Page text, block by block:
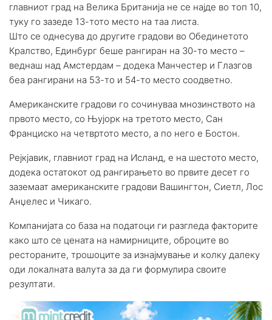
главниот град на Велика Британија не се најде во топ 10,
туку го зазеде 13-тото место на таа листа.
Што се однесува до другите градови во Обединетото
Кралство, Единбург беше рангиран на 30-то место –
веднаш над Амстердам – ​​додека Манчестер и Глазгов
беа рангирани на 53-то и 54-то место соодветно.
Американските градови го сочинуваа мнозинството на
првото место, со Њујорк на третото место, Сан
Франциско на четвртото место, а по него е Бостон.
Рејкјавик, главниот град на Исланд, е на шестото место,
додека остатокот од рангирањето во првите десет го
заземаат американските градови Вашингтон, Сиетл, Лос
Анџелес и Чикаго.
Компанијата со база на податоци ги разгледа факторите
како што се цената на намирниците, оброците во
рестораните, трошоците за изнајмување и колку далеку
оди локалната валута за да ги формулира своите
резултати.